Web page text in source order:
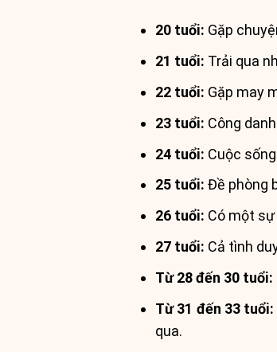
20 tuổi: Gặp
21 tuổi: Trải qua
22 tuổi: Gặp may
23 tuổi: Công
24 tuổi: Cuộc
25 tuổi: Đề phòng
26 tuổi: Có một
27 tuổi: Cả tình
Từ 28 đến 30 tuổi:
Từ 31 đến 33 tuổi:
qua.